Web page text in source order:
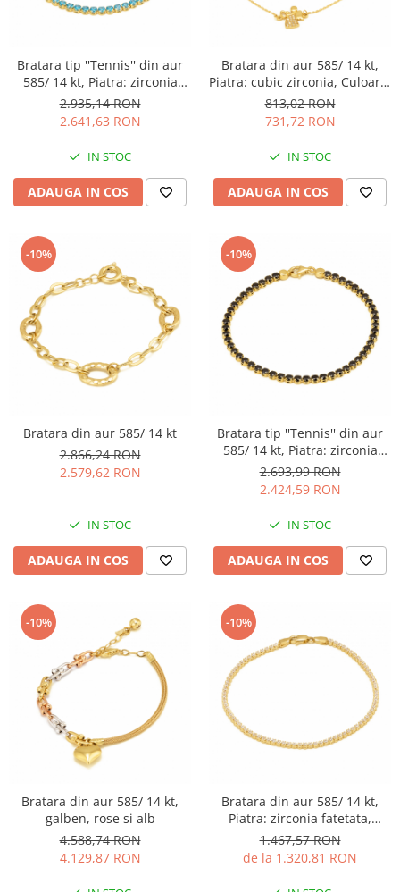
Bratara tip ''Tennis'' din aur
585/ 14 kt, Piatra: zirconia
fatetata, Culoare: albastra
2.935,14 RON
2.641,63 RON
IN STOC
ADAUGA IN COS
Bratara din aur 585/ 14 kt,
Piatra: cubic zirconia, Culoare:
transparenta
813,02 RON
731,72 RON
IN STOC
ADAUGA IN COS
-10%
Bratara din aur 585/ 14 kt
2.866,24 RON
2.579,62 RON
IN STOC
ADAUGA IN COS
-10%
Bratara tip ''Tennis'' din aur
585/ 14 kt, Piatra: zirconia
fatetata, Culoare: negru
2.693,99 RON
2.424,59 RON
IN STOC
ADAUGA IN COS
-10%
Bratara din aur 585/ 14 kt,
galben, rose si alb
4.588,74 RON
4.129,87 RON
-10%
Bratara din aur 585/ 14 kt,
Piatra: zirconia fatetata,
Culoare: transparenta
1.467,57 RON
de la 1.320,81 RON